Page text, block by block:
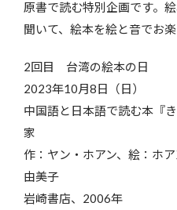
原書で読む特別企画です。
聞いて、絵本を絵と音でお楽
2回目 台湾の絵本の日
2023年10月8日（日）
中国語と日本語で読む本『
家
作：ヤン・ホアン、絵：ホ
由美子
岩崎書店、2006年